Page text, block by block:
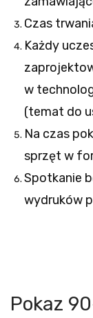
Czas
Każdy
w
(temat do
Na czas
sprzęt w
Spotkanie
wydruków
Pokaz